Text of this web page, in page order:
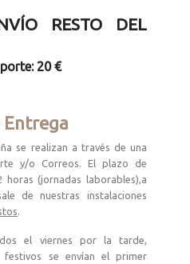
RESTO DEL
20 €
Entrega
se realizan a través de una
y/o Correos. El plazo de
(jornadas laborables),a
de nuestras instalaciones
.
el viernes por la tarde,
se envían el primer